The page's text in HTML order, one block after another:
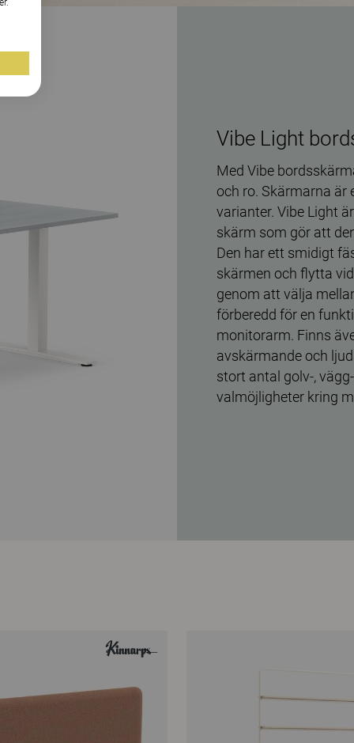
Vibe Light
Med Vibe
och ro. Skärmarna
varianter. Vibe Light
skärm som gör att
Den har ett smidigt
skärmen och flytta
genom att välja
förberedd för en
monitorarm. Finns
avskärmande och
stort antal golv-,
valmöjligheter kring